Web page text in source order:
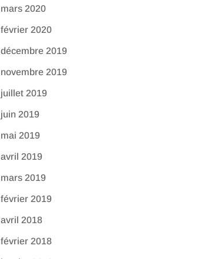
mars 2020
février 2020
décembre 2019
novembre 2019
juillet 2019
juin 2019
mai 2019
avril 2019
mars 2019
février 2019
avril 2018
février 2018